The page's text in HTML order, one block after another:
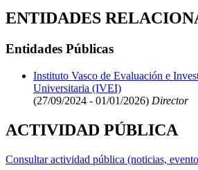
ENTIDADES
Entidades Públicas
Instituto Vasco de Evaluación e
Universitaria (IVEI)
(27/09/2024 - 01/01/2026) Director
ACTIVIDAD PÚBLICA
Consultar actividad pública (noticias,